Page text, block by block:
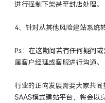
进行强制下架甚至封店处理。
4、针对从其他风险建站系统
Ps：在这期间若有任何疑问
属客户经理或客服进行沟通。
行业的正向发展需要大家共
SAAS模式建站平台，将会以